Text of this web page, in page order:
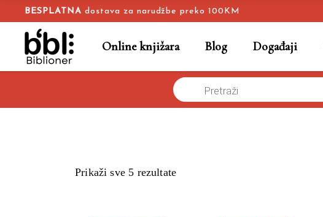
BESPLATNA dostava za narudžbe preko 100KM
Online knjižara Blog Događaji
psihologija
Products
search
Prikaži sve 5 rezultate